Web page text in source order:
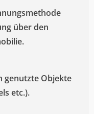
über den
genutzte Objekte
etc.).